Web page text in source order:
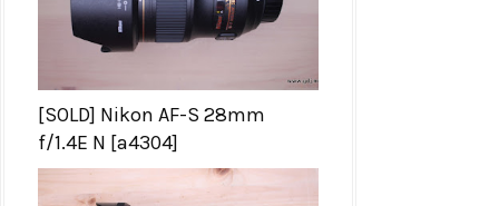
[SOLD] Nikon AF-S 28mm
f/1.4E N [a4304]